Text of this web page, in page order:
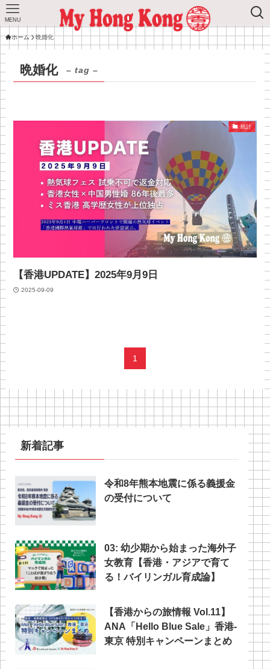
MENU
ホーム 晩婚化
晩婚化 – tag –
統計
【香港UPDATE】2025年9月9日
2025-09-09
1
新着記事
令和8年熊本地震に係る義援金
の受付について
03: 幼少期から始まった海外子
女教育【香港・アジアで育て
る！バイリンガル育成論】
【香港からの旅情報 Vol.11】
ANA「Hello Blue Sale」香港‐
東京 特別キャンペーンまとめ